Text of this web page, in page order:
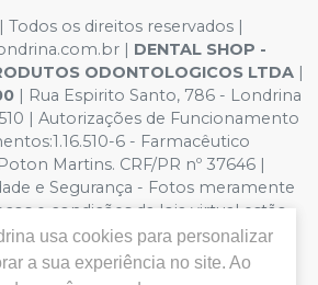
os direitos reservados |
| DENTAL SHOP -
ODONTOLOGICOS LTDA |
| Rua Espirito Santo, 786 - Londrina
| Autorizações de Funcionamento
6 - Farmacêutico
Martins. CRF/PR nº 37646 |
e Segurança - Fotos meramente
e condições da loja virtual estão
Em caso de divergência de preços
é o do Carrinho de Compra. Não
por isso nos reservamos o
usa cookies para personalizar
a sua experiência no site. Ao